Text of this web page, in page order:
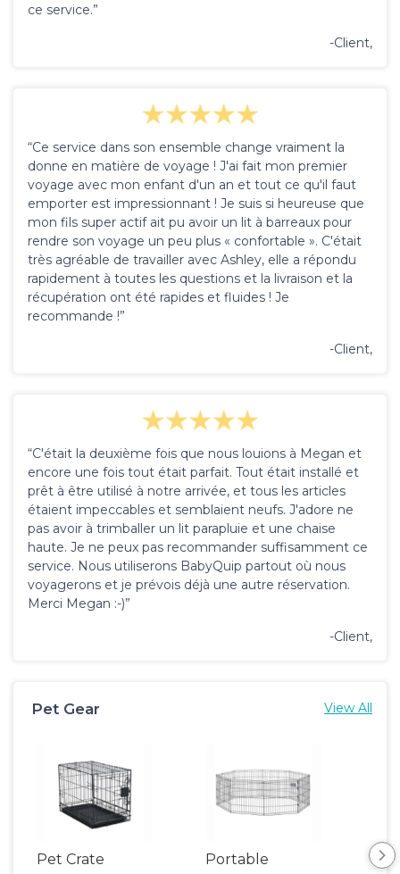
ce service.”
-Client,
“Ce service dans son ensemble change vraiment la
donne en matière de voyage ! J'ai fait mon premier
voyage avec mon enfant d'un an et tout ce qu'il faut
emporter est impressionnant ! Je suis si heureuse que
mon fils super actif ait pu avoir un lit à barreaux pour
rendre son voyage un peu plus « confortable ». C'était
très agréable de travailler avec Ashley, elle a répondu
rapidement à toutes les questions et la livraison et la
récupération ont été rapides et fluides ! Je
recommande !”
-Client,
“C'était la deuxième fois que nous louions à Megan et
encore une fois tout était parfait. Tout était installé et
prêt à être utilisé à notre arrivée, et tous les articles
étaient impeccables et semblaient neufs. J'adore ne
pas avoir à trimballer un lit parapluie et une chaise
haute. Je ne peux pas recommander suffisamment ce
service. Nous utiliserons BabyQuip partout où nous
voyagerons et je prévois déjà une autre réservation.
Merci Megan :-)”
-Client,
Pet Gear View All
Pet Crate
Portable